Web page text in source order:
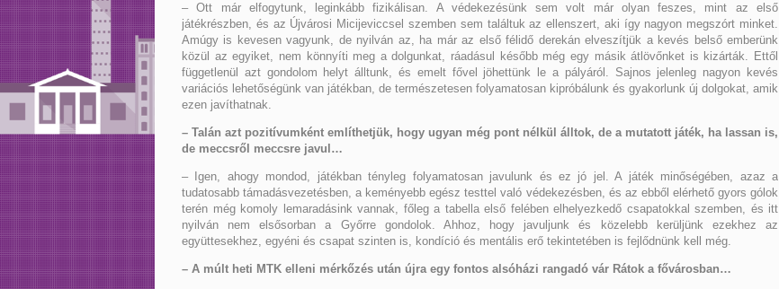
– Ott már elfogytunk, leginkább fizikálisan. A védekezésünk sem volt már olyan feszes, mint az első
játékrészben, és az Újvárosi Micijeviccsel szemben sem találtuk az ellenszert, aki így nagyon megszórt minket.
Amúgy is kevesen vagyunk, de nyilván az, ha már az első félidő derekán elveszítjük a kevés belső emberünk
közül az egyiket, nem könnyíti meg a dolgunkat, ráadásul később még egy másik átlövőnket is kizárták. Ettől
függetlenül azt gondolom helyt álltunk, és emelt fővel jöhettünk le a pályáról. Sajnos jelenleg nagyon kevés
variációs lehetőségünk van játékban, de természetesen folyamatosan kipróbálunk és gyakorlunk új dolgokat, amik
ezen javíthatnak.
– Talán azt pozitívumként említhetjük, hogy ugyan még pont nélkül álltok, de a mutatott játék, ha lassan is,
de meccsről meccsre javul…
– Igen, ahogy mondod, játékban tényleg folyamatosan javulunk és ez jó jel. A játék minőségében, azaz a
tudatosabb támadásvezetésben, a keményebb egész testtel való védekezésben, és az ebből elérhető gyors gólok
terén még komoly lemaradásink vannak, főleg a tabella első felében elhelyezkedő csapatokkal szemben, és itt
nyilván nem elsősorban a Győrre gondolok. Ahhoz, hogy javuljunk és közelebb kerüljünk ezekhez az
együttesekhez, egyéni és csapat szinten is, kondíció és mentális erő tekintetében is fejlődnünk kell még.
– A múlt heti MTK elleni mérkőzés után újra egy fontos alsóházi rangadó vár Rátok a fővárosban…